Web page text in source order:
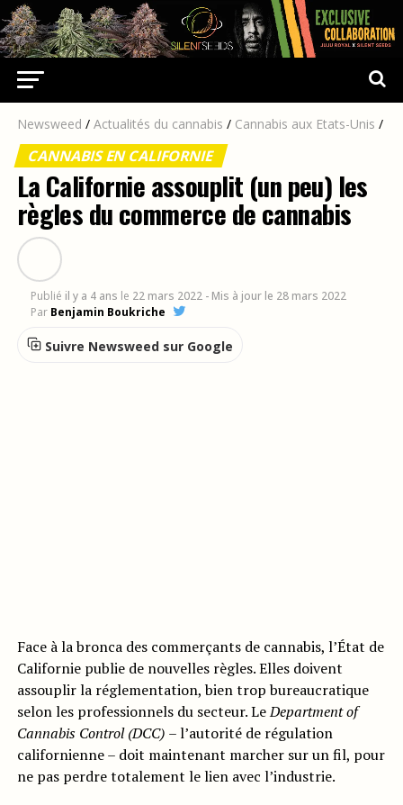
Newsweed / Actualités du cannabis / Cannabis aux Etats-Unis /
CANNABIS EN CALIFORNIE
La Californie assouplit (un peu) les
règles du commerce de cannabis
Publié il y a 4 ans le 22 mars 2022 - Mis à jour le 28 mars 2022
Par Benjamin Boukriche
Suivre Newsweed sur Google
Face à la bronca des commerçants de cannabis, l’État de
Californie publie de nouvelles règles. Elles doivent
assouplir la réglementation, bien trop bureaucratique
selon les professionnels du secteur. LeDepartment of
Cannabis Control (DCC) – l’autorité de régulation
californienne – doit maintenant marcher sur un fil, pour
ne pas perdre totalement le lien avec l’industrie.